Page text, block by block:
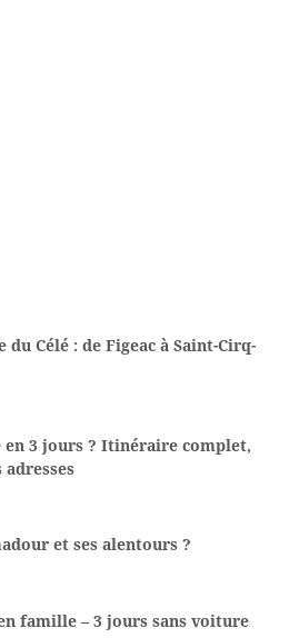
Célé : de Figeac à Saint-Cirq-
en 3 jours ? Itinéraire complet,
adresses
et ses alentours ?
famille – 3 jours sans voiture